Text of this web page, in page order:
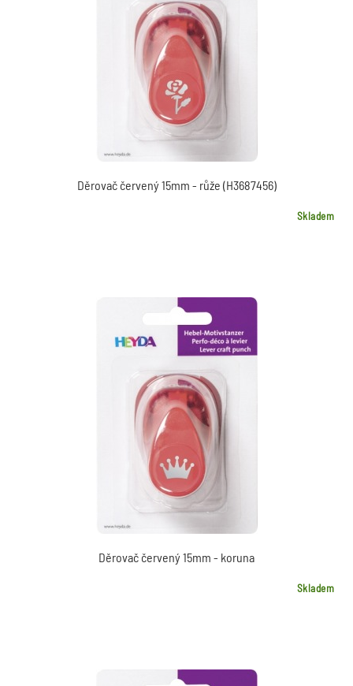
Děrovač červený 15mm - růže (H3687456)
Skladem
Děrovač červený 15mm - koruna
Skladem